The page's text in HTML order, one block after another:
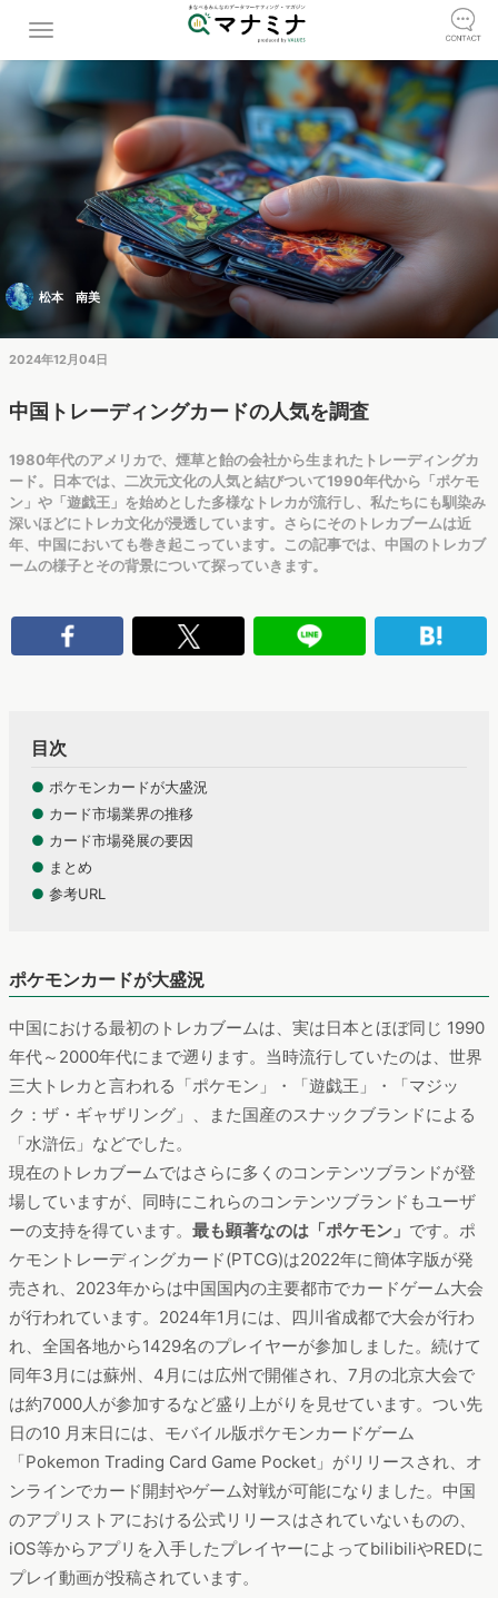
松本 南美
2024年12月04日
中国トレーディングカードの人気を調査
1980年代のアメリカで、煙草と飴の会社から生まれたトレーディングカ
ード。日本では、二次元文化の人気と結びついて1990年代から「ポケモ
ン」や「遊戯王」を始めとした多様なトレカが流行し、私たちにも馴染み
深いほどにトレカ文化が浸透しています。さらにそのトレカブームは近
年、中国においても巻き起こっています。この記事では、中国のトレカブ
ームの様子とその背景について探っていきます。
目次
● ポケモンカードが大盛況
● カード市場業界の推移
● カード市場発展の要因
● まとめ
● 参考URL
ポケモンカードが大盛況
中国における最初のトレカブームは、実は日本とほぼ同じ 1990
年代～2000年代にまで遡ります。当時流行していたのは、世界
三大トレカと言われる「ポケモン」・「遊戯王」・「マジッ
ク：ザ・ギャザリング」、また国産のスナックブランドによる
「水滸伝」などでした。
現在のトレカブームではさらに多くのコンテンツブランドが登
場していますが、同時にこれらのコンテンツブランドもユーザ
ーの支持を得ています。 最も顕著なのは「ポケモン」 です。ポ
ケモントレーディングカード(PTCG)は2022年に簡体字版が発
売され、2023年からは中国国内の主要都市でカードゲーム大会
が行われています。2024年1月には、四川省成都で大会が行わ
れ、全国各地から1429名のプレイヤーが参加しました。続けて
同年3月には蘇州、4月には広州で開催され、7月の北京大会で
は約7000人が参加するなど盛り上がりを見せています。つい先
日の10 月末日には、モバイル版ポケモンカードゲーム
「Pokemon Trading Card Game Pocket」がリリースされ、オ
ンラインでカード開封やゲーム対戦が可能になりました。中国
のアプリストアにおける公式リリースはされていないものの、
iOS等からアプリを入手したプレイヤーによってbilibiliやREDに
プレイ動画が投稿されています。